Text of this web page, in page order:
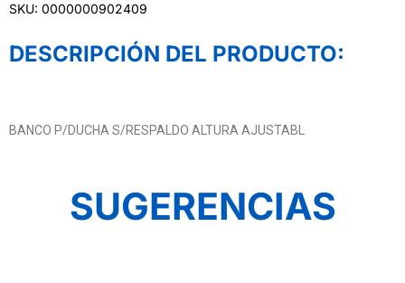
SKU: 0000000902409
DESCRIPCIÓN DEL PRODUCTO:
BANCO P/DUCHA S/RESPALDO ALTURA AJUSTABL
SUGERENCIAS